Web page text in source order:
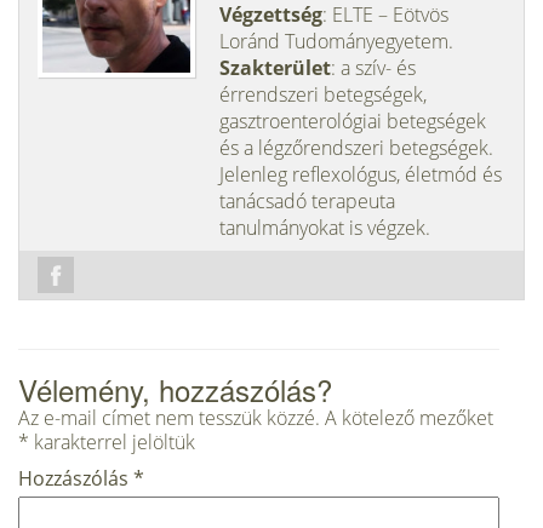
Végzettség: ELTE – Eötvös
Loránd Tudományegyetem.
Szakterület: a szív- és
érrendszeri betegségek,
gasztroenterológiai betegségek
és a légzőrendszeri betegségek.
Jelenleg reflexológus, életmód és
tanácsadó terapeuta
tanulmányokat is végzek.
Vélemény, hozzászólás?
Az e-mail címet nem tesszük közzé. A kötelező mezőket
* karakterrel jelöltük
Hozzászólás *